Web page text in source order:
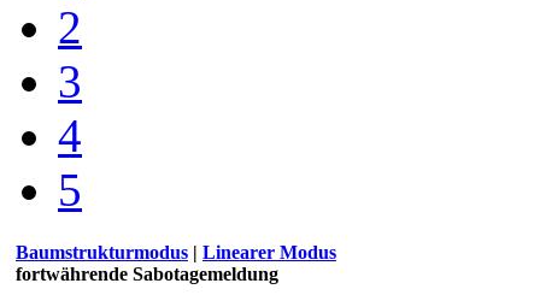
2
3
4
5
Baumstrukturmodus | Linearer Modus
fortwährende Sabotagemeldung